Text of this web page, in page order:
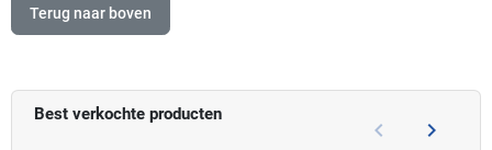
Best verkochte producten
Vorige
keyboard_arrow_left keyboard_arrow_right
Terug naar boven